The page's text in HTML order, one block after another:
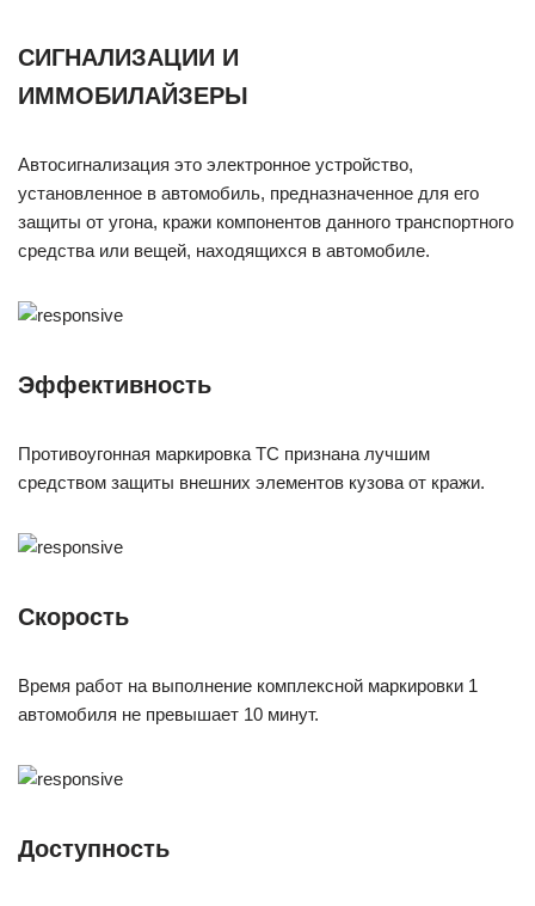
СИГНАЛИЗАЦИИ И
ИММОБИЛАЙЗЕРЫ
Автосигнализация это электронное устройство,
установленное в автомобиль, предназначенное для его
защиты от угона, кражи компонентов данного транспортного
средства или вещей, находящихся в автомобиле.
Эффективность
Противоугонная маркировка ТС признана лучшим
средством защиты внешних элементов кузова от кражи.
Скорость
Время работ на выполнение комплексной маркировки 1
автомобиля не превышает 10 минут.
Доступность